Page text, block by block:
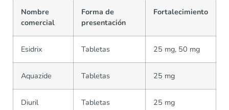
Nombre
comercial
Forma de
presentación
Fortalecimiento
Esidrix Tabletas 25 mg, 50 mg
Aquazide Tabletas 25 mg
Diuril Tabletas 25 mg